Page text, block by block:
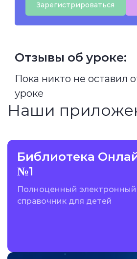
Зарегистрироваться
Отзывы об уроке:
Пока никто не оставил
уроке
Наши
Библиотека
№1
Полноценный электронный
справочник для детей